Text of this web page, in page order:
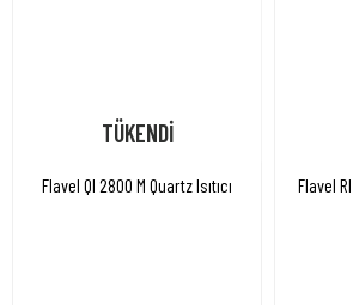
TÜKENDİ
Flavel QI 2800 M Quartz Isıtıcı Flavel